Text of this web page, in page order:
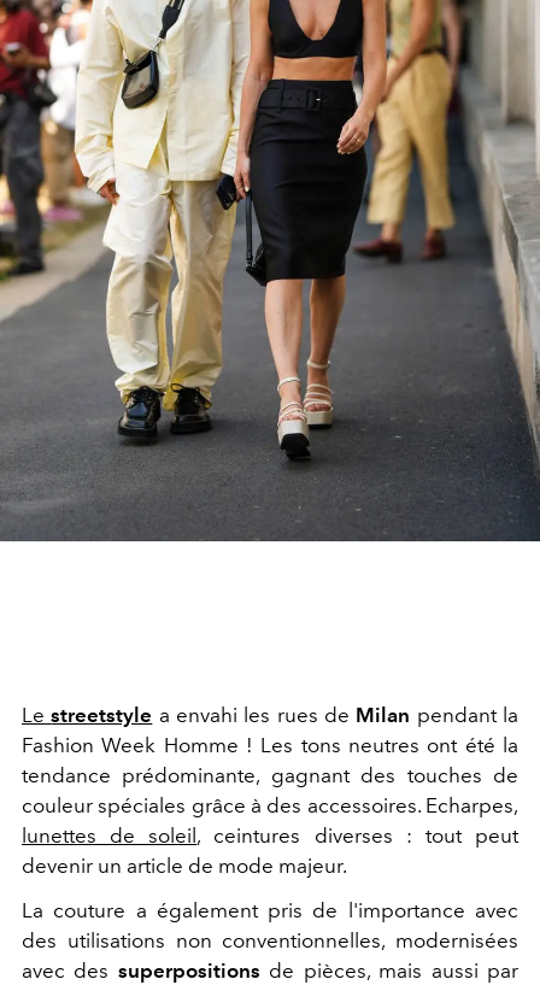
Lestreetstyle a envahi les rues de Milan pendant la
Fashion Week Homme ! Les tons neutres ont été la
tendance prédominante, gagnant des touches de
couleur spéciales grâce à des accessoires. Echarpes,
lunettes de soleil , ceintures diverses : tout peut
devenir un article de mode majeur.
La couture a également pris de l'importance avec
des utilisations non conventionnelles, modernisées
avec des superpositions de pièces, mais aussi par